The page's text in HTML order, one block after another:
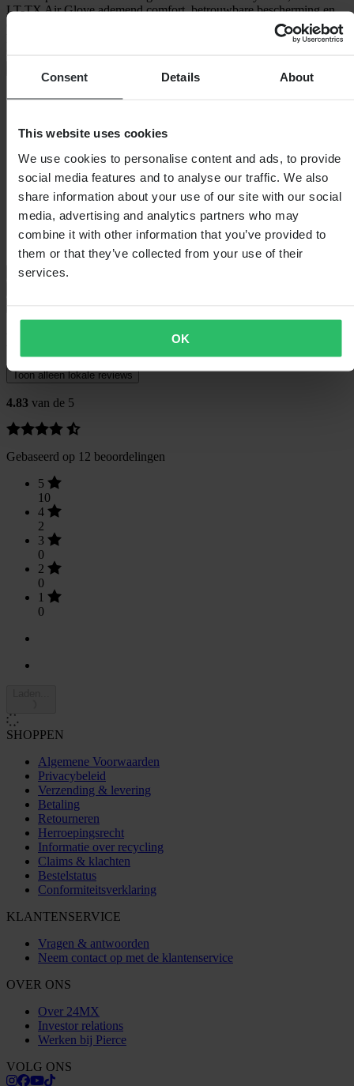
Consent Details About
This website uses cookies
We use cookies to personalise content and ads, to provide
social media features and to analyse our traffic. We also
share information about your use of our site with our social
media, advertising and analytics partners who may
combine it with other information that you’ve provided to
them or that they’ve collected from your use of their
services.
OK
LT-TX Air Glove ademend comfort, betrouwbare bescherming en
een strakke pasvorm — perfect voor vrouwen die in de zomerse
hitte blijven doorrijden. Met een lichtgewicht ontwerp, touchscreen-
Specificaties
Waterdicht Ja
Verpakkingslengte215
StijlTouring
IsolatieNee
Hoogte Verpakking60
Kleur Zwart
Maattabel
Klantenbeoordelingen (12)
Toon alleen lokale reviews
4.83 van de 5
Gebaseerd op 12 beoordelingen
5
10
4
2
3
0
2
0
1
0
SHOPPEN
Algemene Voorwaarden
Privacybeleid
Verzending & levering
Betaling
Retourneren
Herroepingsrecht
Informatie over recycling
Claims & klachten
Bestelstatus
Conformiteitsverklaring
KLANTENSERVICE
Vragen & antwoorden
Neem contact op met de klantenservice
OVER ONS
Over 24MX
Investor relations
Werken bij Pierce
VOLG ONS